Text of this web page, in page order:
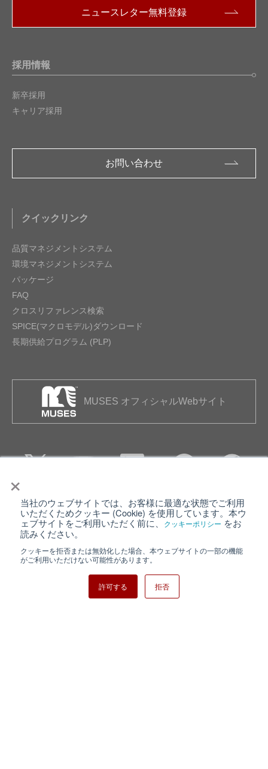
×
当社のウェブサイトでは、お客様に最適な状態でご利用
いただくためクッキー (Cookie) を使用しています。本ウ
ェブサイトをご利用いただく前に、
クッキーポリシー をお
読みください。
クッキーを拒否または無効化した場合、本ウェブサイトの一部の機能
がご利用いただけない可能性があります。
許可する 拒否
ニュースレター無料登録
採用情報
新卒採用
キャリア採用
お問い合わせ
クイックリンク
品質マネジメントシステム
環境マネジメントシステム
パッケージ
FAQ
クロスリファレンス検索
SPICE(マクロモデル)ダウンロード
長期供給プログラム (PLP)
MUSES オフィシャルWebサイト
個人情報保護について ウェブサイト利用規約
クッキーポリシー
日清紡ホールディングス
Copyright ⓒ Nisshinbo Micro Devices Inc. All Rights Reserved.